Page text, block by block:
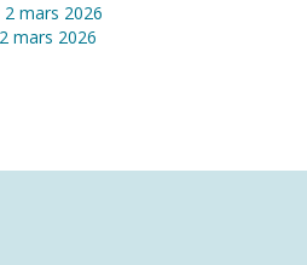
mars 2026
mars 2026